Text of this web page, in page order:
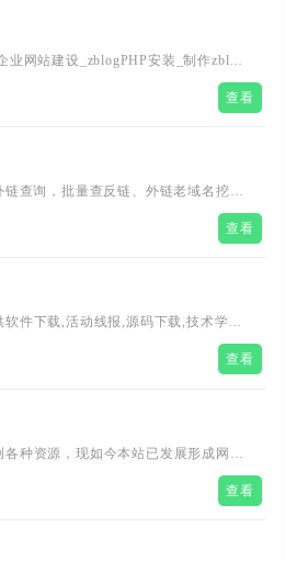
业网站建设_zblogPHP安装_制作zblog
排名优化的原创独立博客(网
查看
链查询，批量查反链、外链老域名挖
、标题主题检测等SEO工具的站长工
查看
软件下载,活动线报,源码下载,技术学
,seo优化,南红分享,打造全面热门资源
查看
种资源，现如今本站已发展形成网站
戏辅助、精品软件、破解软件、电脑软
教程、影视资源等各个领域的资源！魔
查看